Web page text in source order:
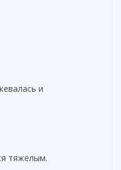
и
тяжёлым.